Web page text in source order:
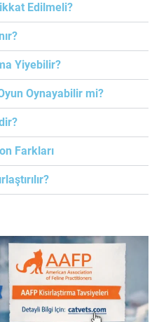
Edilmeli?
Yiyebilir?
Oynayabilir mi?
Farkları